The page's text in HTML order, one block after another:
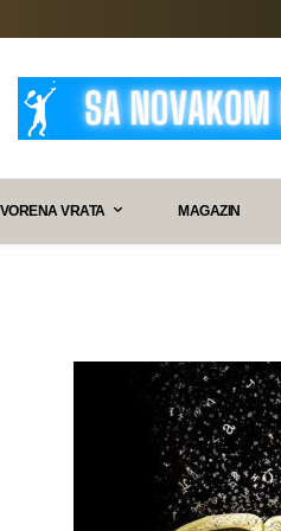
VRATA MAGAZIN